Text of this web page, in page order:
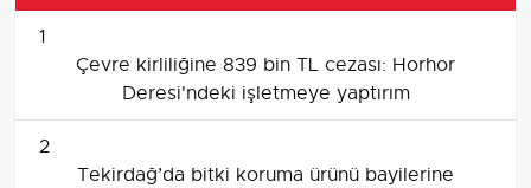
1
Çevre kirliliğine 839 bin TL cezası: Horhor
Deresi'ndeki işletmeye yaptırım
2
Tekirdağ’da bitki koruma ürünü bayilerine